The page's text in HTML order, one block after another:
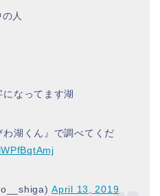
人
なってます湖
湖くん』で調べてくだ
April 13, 2019